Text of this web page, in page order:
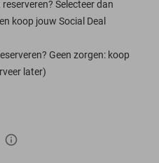
Selecteer dan
koop jouw Social Deal
Geen zorgen: koop
later)
info_outlined